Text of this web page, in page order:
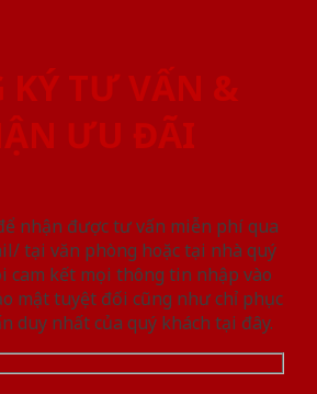
KÝ TƯ VẤN &
ƯU ĐÃI
nhận được tư vấn miễn phí qua
tại văn phòng hoặc tại nhà quý
cam kết mọi thông tin nhập vào
mật tuyệt đối cũng như chỉ phục
duy nhất của quý khách tại đây.